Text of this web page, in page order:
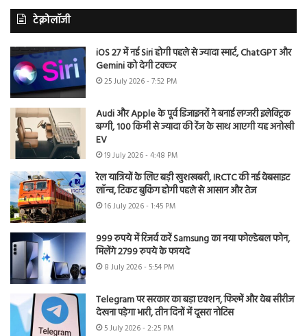
टेक्नोलॉजी
iOS 27 में नई Siri होगी पहले से ज्यादा स्मार्ट, ChatGPT और
Gemini को देगी टक्कर
25 July 2026 - 7:52 PM
Audi और Apple के पूर्व डिजाइनरों ने बनाई लग्जरी इलेक्ट्रिक
बग्गी, 100 किमी से ज्यादा की रेंज के साथ आएगी यह अनोखी
EV
19 July 2026 - 4:48 PM
रेल यात्रियों के लिए बड़ी खुशखबरी, IRCTC की नई वेबसाइट
लॉन्च, टिकट बुकिंग होगी पहले से आसान और तेज
16 July 2026 - 1:45 PM
999 रुपये में रिजर्व करें Samsung का नया फोल्डेबल फोन,
मिलेंगे 2799 रुपये के फायदे
8 July 2026 - 5:54 PM
Telegram पर सरकार का बड़ा एक्शन, फिल्में और वेब सीरीज
देखना पड़ेगा भारी, तीन दिनों में दूसरा नोटिस
5 July 2026 - 2:25 PM